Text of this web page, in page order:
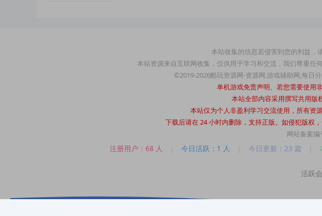
本站收集的信息若侵害到您的利益，
本站资源来自互联网收集，仅供用于学习和交流，我们尊重任
©2019-2026酷玩资源网-资源网,游戏辅助网,每日
单机游戏免责声明、若您需要使用
本站全部内容采用撰写共用版
本站仅为个人非盈利学习交流使用，所有资
下载后请在 24 小时内删除，支持正版。如侵犯版权
网站备案编
注册用户：68 人 今日活跃：1 人 今日更新：23 篇
活跃